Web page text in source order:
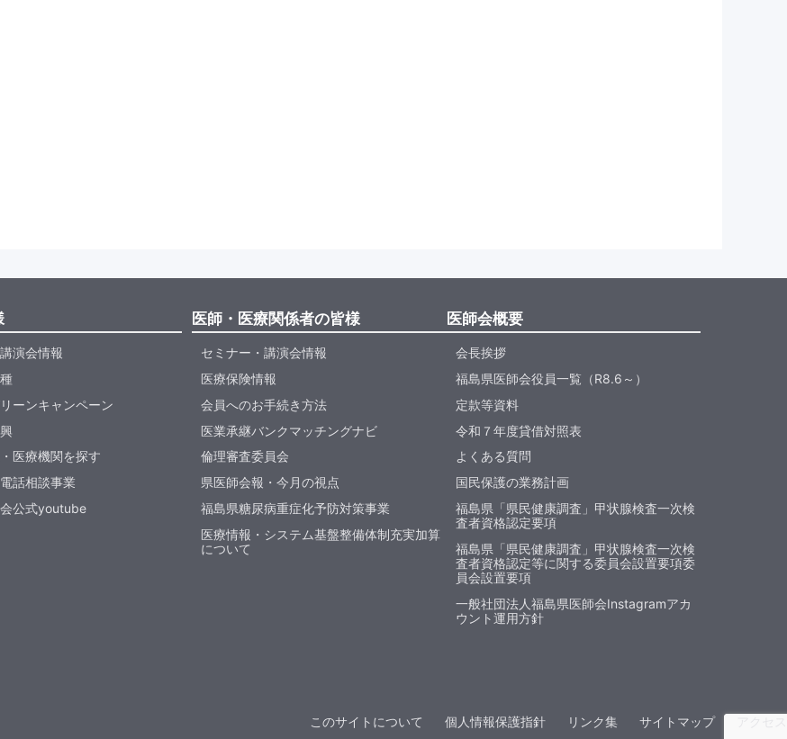
演会情報
ーンキャンペーン
医療機関を探す
話相談事業
公式youtube
医師・医療関係者の皆様
セミナー・講演会情報
医療保険情報
会員へのお手続き方法
医業承継バンクマッチングナビ
倫理審査委員会
県医師会報・今月の視点
福島県糖尿病重症化予防対策事業
医療情報・システム基盤整備体制充実加算
について
医師会概要
会長挨拶
福島県医師会役員一覧（R8.6～）
定款等資料
令和７年度貸借対照表
よくある質問
国民保護の業務計画
福島県「県民健康調査」甲状腺検査一次検
査者資格認定要項
福島県「県民健康調査」甲状腺検査一次検
査者資格認定等に関する委員会設置要項委
員会設置要項
一般社団法人福島県医師会Instagramアカ
ウント運用方針
このサイトについて 個人情報保護指針 リンク集 サイトマップ